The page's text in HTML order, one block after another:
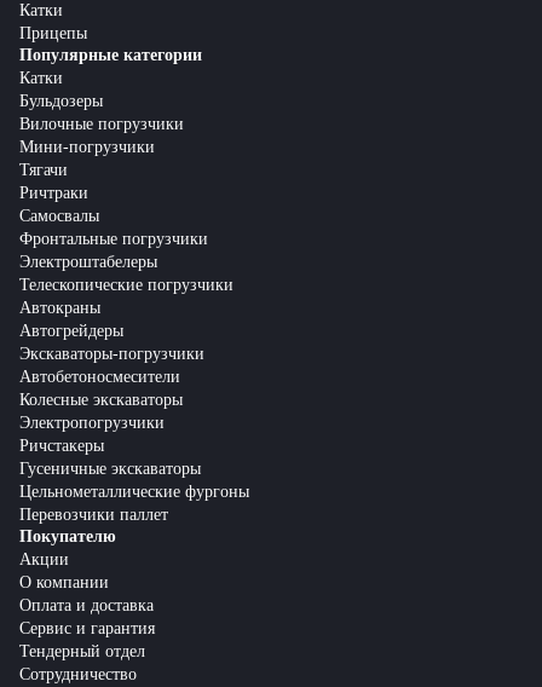
Катки
Прицепы
Популярные категории
Катки
Бульдозеры
Вилочные погрузчики
Мини-погрузчики
Тягачи
Ричтраки
Самосвалы
Фронтальные погрузчики
Электроштабелеры
Телескопические погрузчики
Автокраны
Автогрейдеры
Экскаваторы-погрузчики
Автобетоносмесители
Колесные экскаваторы
Электропогрузчики
Ричстакеры
Гусеничные экскаваторы
Цельнометаллические фургоны
Перевозчики паллет
Покупателю
Акции
О компании
Оплата и доставка
Сервис и гарантия
Тендерный отдел
Сотрудничество